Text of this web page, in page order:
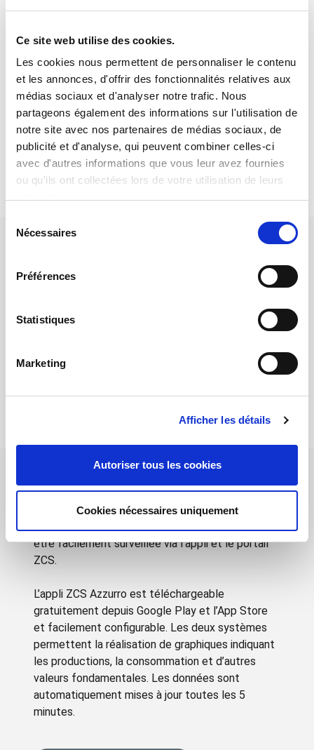
Ce site web utilise des cookies.
Les cookies nous permettent de personnaliser le contenu
et les annonces, d'offrir des fonctionnalités relatives aux
médias sociaux et d'analyser notre trafic. Nous
partageons également des informations sur l'utilisation de
notre site avec nos partenaires de médias sociaux, de
publicité et d'analyse, qui peuvent combiner celles-ci
avec d'autres informations que vous leur avez fournies
ou qu'ils ont collectées lors de votre utilisation de leurs
Nécessaires
Préférences
Statistiques
Marketing
Afficher les détails
Autoriser tous les cookies
Cookies nécessaires uniquement
Robuste
Aluminium moulé sous pression, indice de
qualité
Garanti
2 ans de garantie extensible gratuitement à 5-
10 ans en s’enregistrant dans la section «
Extension Garantie »
Adaptateur 4G USB
Application & Logiciel
être facilement surveillée via l’appli et le portail
ZCS.
L’appli ZCS Azzurro est téléchargeable
gratuitement depuis Google Play et l’App Store
et facilement configurable. Les deux systèmes
permettent la réalisation de graphiques indiquant
les productions, la consommation et d’autres
valeurs fondamentales. Les données sont
automatiquement mises à jour toutes les 5
minutes.